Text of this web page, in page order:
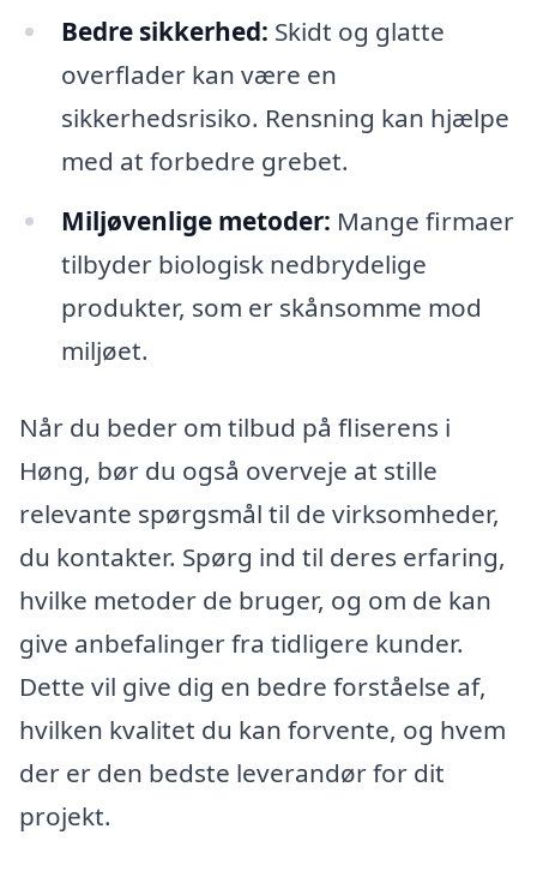
Bedre sikkerhed: Skidt og glatte
overflader kan være en
sikkerhedsrisiko. Rensning kan hjælpe
med at forbedre grebet.
Miljøvenlige metoder: Mange firmaer
tilbyder biologisk nedbrydelige
produkter, som er skånsomme mod
miljøet.
Når du beder om tilbud på fliserens i
Høng, bør du også overveje at stille
relevante spørgsmål til de virksomheder,
du kontakter. Spørg ind til deres erfaring,
hvilke metoder de bruger, og om de kan
give anbefalinger fra tidligere kunder.
Dette vil give dig en bedre forståelse af,
hvilken kvalitet du kan forvente, og hvem
der er den bedste leverandør for dit
projekt.